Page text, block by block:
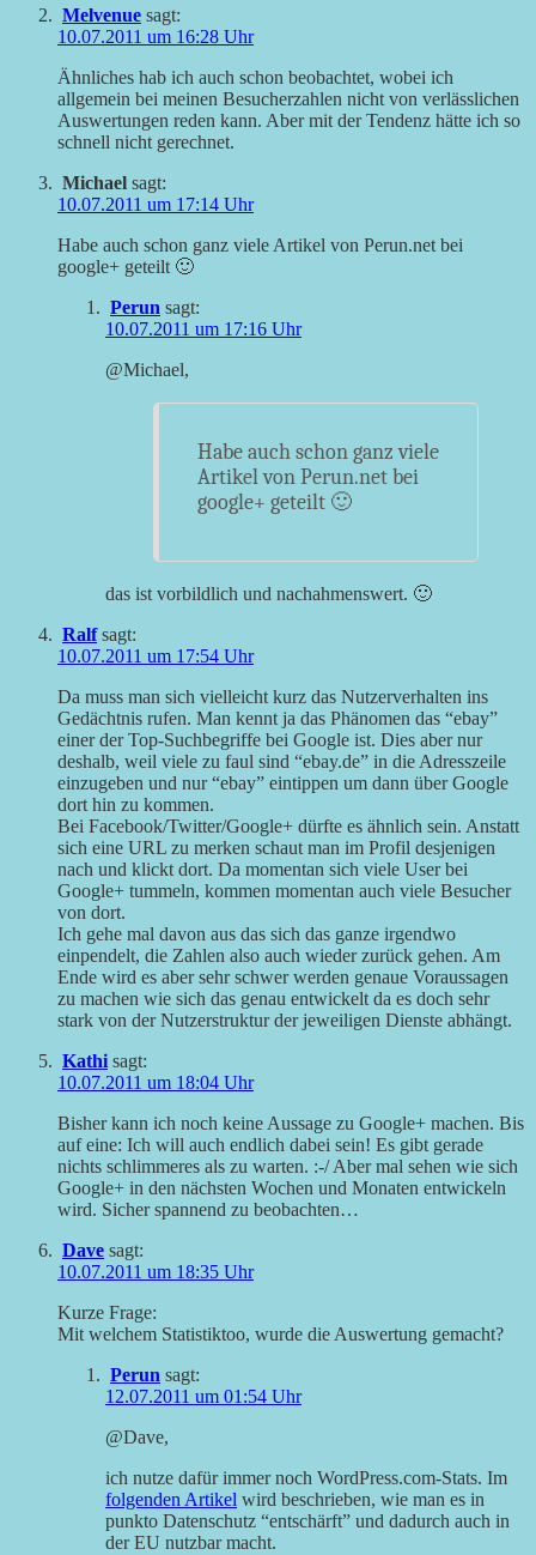
Melvenue sagt:
10.07.2011 um 16:28 Uhr
Ähnliches hab ich auch schon beobachtet, wobei ich
allgemein bei meinen Besucherzahlen nicht von verlässlichen
Auswertungen reden kann. Aber mit der Tendenz hätte ich so
schnell nicht gerechnet.
Michael sagt:
10.07.2011 um 17:14 Uhr
Habe auch schon ganz viele Artikel von Perun.net bei
google+ geteilt 🙂
Perun sagt:
10.07.2011 um 17:16 Uhr
@Michael,
Habe auch schon ganz viele
Artikel von Perun.net bei
google+ geteilt 🙂
das ist vorbildlich und nachahmenswert. 🙂
Ralf sagt:
10.07.2011 um 17:54 Uhr
Da muss man sich vielleicht kurz das Nutzerverhalten ins
Gedächtnis rufen. Man kennt ja das Phänomen das “ebay”
einer der Top-Suchbegriffe bei Google ist. Dies aber nur
deshalb, weil viele zu faul sind “ebay.de” in die Adresszeile
einzugeben und nur “ebay” eintippen um dann über Google
dort hin zu kommen.
Bei Facebook/Twitter/Google+ dürfte es ähnlich sein. Anstatt
sich eine URL zu merken schaut man im Profil desjenigen
nach und klickt dort. Da momentan sich viele User bei
Google+ tummeln, kommen momentan auch viele Besucher
von dort.
Ich gehe mal davon aus das sich das ganze irgendwo
einpendelt, die Zahlen also auch wieder zurück gehen. Am
Ende wird es aber sehr schwer werden genaue Voraussagen
zu machen wie sich das genau entwickelt da es doch sehr
stark von der Nutzerstruktur der jeweiligen Dienste abhängt.
Kathi sagt:
10.07.2011 um 18:04 Uhr
Bisher kann ich noch keine Aussage zu Google+ machen. Bis
auf eine: Ich will auch endlich dabei sein! Es gibt gerade
nichts schlimmeres als zu warten. :-/ Aber mal sehen wie sich
Google+ in den nächsten Wochen und Monaten entwickeln
wird. Sicher spannend zu beobachten…
Dave sagt:
10.07.2011 um 18:35 Uhr
Kurze Frage:
Mit welchem Statistiktoo, wurde die Auswertung gemacht?
Perun sagt:
12.07.2011 um 01:54 Uhr
@Dave,
ich nutze dafür immer noch WordPress.com-Stats. Im
folgenden Artikel wird beschrieben, wie man es in
punkto Datenschutz “entschärft” und dadurch auch in
der EU nutzbar macht.